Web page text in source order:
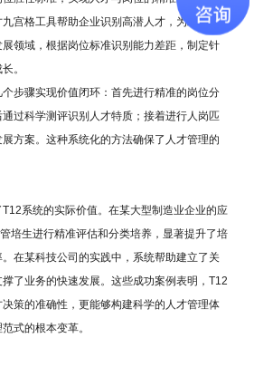
宫格工具帮助企业识别高潜人才，为继任计
领域，根据岗位标准识别能力差距，制定针
。
步骤实现价值闭环：首先进行精准的岗位分
过科学测评识别人才特质；接着进行人岗匹
方案。这种系统化的方法确保了人才管理的
系统的实际价值。在某大型制造业企业的应
培生进行精准评估和分类培养，显著提升了培
在某科技公司的实践中，系统帮助建立了关
了业务的快速发展。这些成功案例表明，T12
策的准确性，更能够构建科学的人才管理体
式的根本变革。